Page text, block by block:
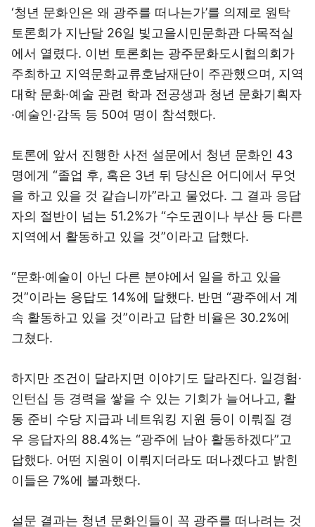
‘청년 문화인은 왜 광주를 떠나는가’를 의제로 원탁
토론회가 지난달 26일 빛고을시민문화관 다목적실
에서 열렸다. 이번 토론회는 광주문화도시협의회가
주최하고 지역문화교류호남재단이 주관했으며, 지역
대학 문화·예술 관련 학과 전공생과 청년 문화기획자
·예술인·감독 등 50여 명이 참석했다.
토론에 앞서 진행한 사전 설문에서 청년 문화인 43
명에게 “졸업 후, 혹은 3년 뒤 당신은 어디에서 무엇
을 하고 있을 것 같습니까”라고 물었다. 그 결과 응답
자의 절반이 넘는 51.2%가 “수도권이나 부산 등 다른
지역에서 활동하고 있을 것”이라고 답했다.
“문화·예술이 아닌 다른 분야에서 일을 하고 있을
것”이라는 응답도 14%에 달했다. 반면 “광주에서 계
속 활동하고 있을 것”이라고 답한 비율은 30.2%에
그쳤다.
하지만 조건이 달라지면 이야기도 달라진다. 일경험·
인턴십 등 경력을 쌓을 수 있는 기회가 늘어나고, 활
동 준비 수당 지급과 네트워킹 지원 등이 이뤄질 경
우 응답자의 88.4%는 “광주에 남아 활동하겠다”고
답했다. 어떤 지원이 이뤄지더라도 떠나겠다고 밝힌
이들은 7%에 불과했다.
설문 결과는 청년 문화인들이 꼭 광주를 떠나려는 것